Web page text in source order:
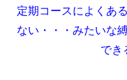
定期コースによくあ
ない・・・みたいな
でき